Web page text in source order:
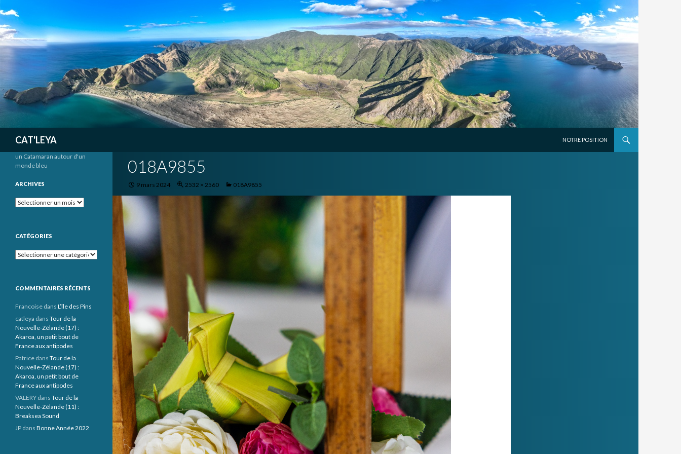
CAT'LEYA
NOTRE POSITION
018A9855
9 mars 2024 2532 × 2560 018A9855
un Catamaran autour d'un
monde bleu
ARCHIVES
Archives
CATÉGORIES
Catégories
COMMENTAIRES RÉCENTS
Francoise dans L’île des Pins
catleya dans Tour de la
Nouvelle-Zélande (17) :
Akaroa, un petit bout de
France aux antipodes
Patrice dans Tour de la
Nouvelle-Zélande (17) :
Akaroa, un petit bout de
France aux antipodes
VALERY dans Tour de la
Nouvelle-Zélande (11) :
Breaksea Sound
JP dans Bonne Année 2022